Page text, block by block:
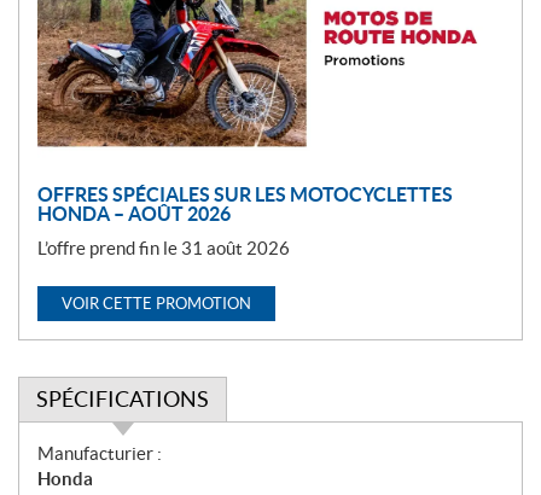
o
t
i
o
n
OFFRES SPÉCIALES SUR LES MOTOCYCLETTES
HONDA – AOÛT 2026
L’offre prend fin le 31 août 2026
VOIR CETTE PROMOTION
SPÉCIFICATIONS
S
p
Manufacturier :
Honda